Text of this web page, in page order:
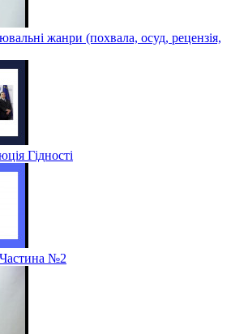
жанри (похвала, осуд, рецензія,
Гідності
№2